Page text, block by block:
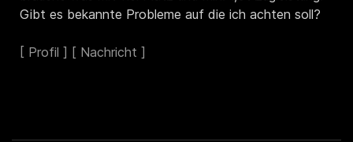
Gibt es bekannte Probleme auf die ich achten soll?